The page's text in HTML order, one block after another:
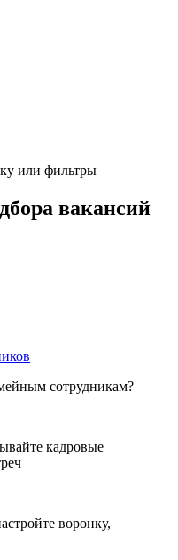
или фильтры
вакансий
сотрудникам?
кадровые
воронку,